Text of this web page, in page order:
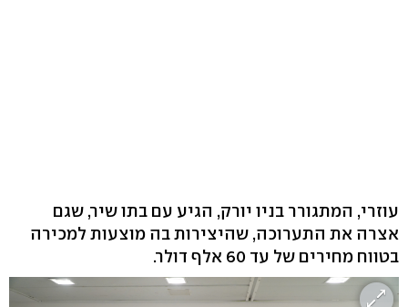
עוזרי, המתגורר בניו יורק, הגיע עם בתו שיר, שגם
אצרה את התערוכה, שהיצירות בה מוצעות למכירה
בטווח מחירים של עד 60 אלף דולר.